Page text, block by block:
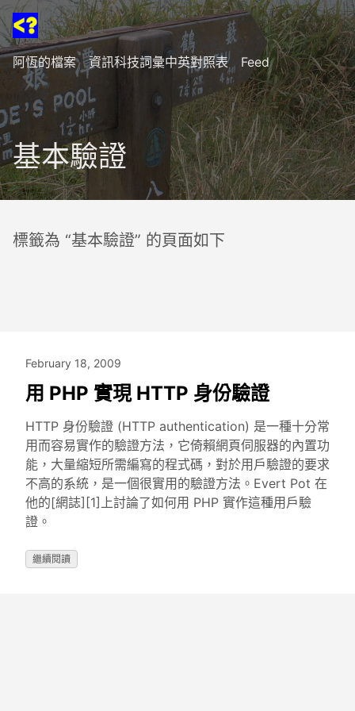
阿恆的檔案 資訊科技詞彙中英對照表 Feed
基本驗證
標籤為 “基本驗證” 的頁面如下
February 18, 2009
用 PHP 實現 HTTP 身份驗證
HTTP 身份驗證 (HTTP authentication) 是一種十分常
用而容易實作的驗證方法，它倚賴網頁伺服器的內置功
能，大量縮短所需編寫的程式碼，對於用戶驗證的要求
不高的系統，是一個很實用的驗證方法。Evert Pot 在
他的[網誌][1]上討論了如何用 PHP 實作這種用戶驗
證。
繼續閱讀